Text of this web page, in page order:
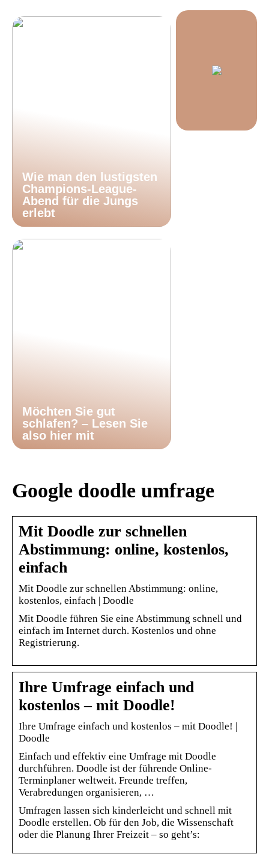
Wie man den lustigsten
Champions-League-
Abend für die Jungs
erlebt
Möchten Sie gut
schlafen? – Lesen Sie
also hier mit
Google doodle umfrage
Mit Doodle zur schnellen
Abstimmung: online, kostenlos,
einfach
Mit Doodle zur schnellen Abstimmung: online,
kostenlos, einfach | Doodle
Mit Doodle führen Sie eine Abstimmung schnell und
einfach im Internet durch. Kostenlos und ohne
Registrierung.
Ihre Umfrage einfach und
kostenlos – mit Doodle!
Ihre Umfrage einfach und kostenlos – mit Doodle! |
Doodle
Einfach und effektiv eine Umfrage mit Doodle
durchführen. Doodle ist der führende Online-
Terminplaner weltweit. Freunde treffen,
Verabredungen organisieren, …
Umfragen lassen sich kinderleicht und schnell mit
Doodle erstellen. Ob für den Job, die Wissenschaft
oder die Planung Ihrer Freizeit – so geht’s: